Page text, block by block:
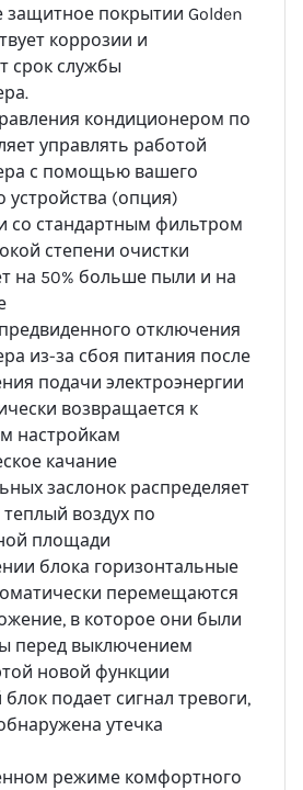
защитное покрытии Golden
коррозии и
срок службы
кондиционером по
управлять работой
с помощью вашего
устройства (опция)
со стандартным фильтром
степени очистки
на 50% больше пыли и на
отключения
из-за сбоя питания после
подачи электроэнергии
возвращается к
настройкам
качание
заслонок распределяет
воздух по
площади
блока горизонтальные
перемещаются
в которое они были
перед выключением
новой функции
подает сигнал тревоги,
утечка
режиме комфортного